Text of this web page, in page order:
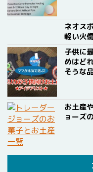
ネオス
軽い火
子供に
めはど
そうな
お土産
ョーズ